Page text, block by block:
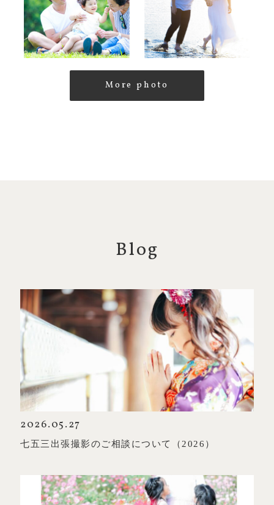
More photo
Blog
2026.05.27
七五三出張撮影のご相談について（2026）